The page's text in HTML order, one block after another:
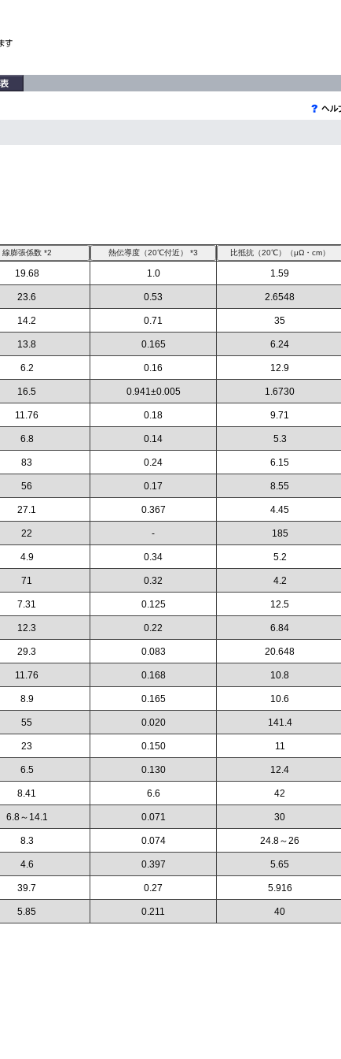
19.68 1.0 1.59
23.6 0.53 2.6548
14.2 0.71 35
13.8 0.165 6.24
6.2 0.16 12.9
16.5 0.941±0.005 1.6730
11.76 0.18 9.71
6.8 0.14 5.3
83 0.24 6.15
56 0.17 8.55
27.1 0.367 4.45
22 - 185
4.9 0.34 5.2
71 0.32 4.2
7.31 0.125 12.5
12.3 0.22 6.84
29.3 0.083 20.648
11.76 0.168 10.8
8.9 0.165 10.6
55 0.020 141.4
23 0.150 11
6.5 0.130 12.4
8.41 6.6 42
6.8～14.1 0.071 30
8.3 0.074 24.8～26
4.6 0.397 5.65
39.7 0.27 5.916
5.85 0.211 40